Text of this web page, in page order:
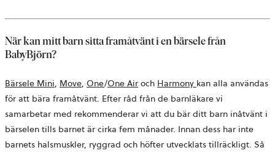
flik
När kan mitt barn sitta framåtvänt i en bärsele från
BabyBjörn?
Bärsele Mini, Move, One/One Air och Harmony kan alla användas
för att bära framåtvänt. Efter råd från de barnläkare vi
samarbetar med rekommenderar vi att du bär ditt barn inåtvänt i
bärselen tills barnet är cirka fem månader. Innan dess har inte
barnets halsmuskler, ryggrad och höfter utvecklats tillräckligt. Så